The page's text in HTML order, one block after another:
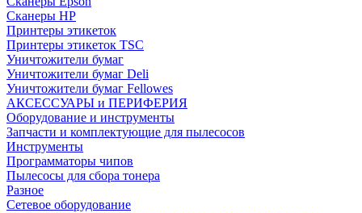
Сканеры HP
Принтеры этикеток
Принтеры этикеток TSC
Уничтожители бумаг
Уничтожители бумаг Deli
Уничтожители бумаг Fellowes
АКСЕССУАРЫ и ПЕРИФЕРИЯ
Оборудование и инструменты
Запчасти и комплектующие для пылесосов
Инструменты
Программаторы чипов
Пылесосы для сбора тонера
Разное
Сетевое оборудование